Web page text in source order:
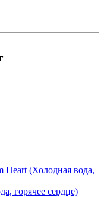
горячее сердце)